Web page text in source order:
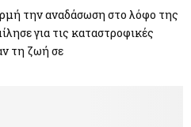
την αναδάσωση στο λόφο της
για τις καταστροφικές
τη ζωή σε